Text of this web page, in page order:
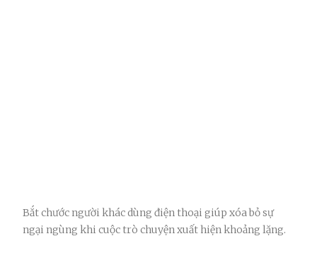
Bắt chước người khác dùng điện thoại giúp xóa bỏ sự
ngại ngùng khi cuộc trò chuyện xuất hiện khoảng lặng.